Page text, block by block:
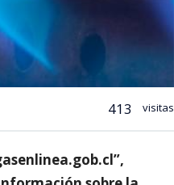
413 visitas